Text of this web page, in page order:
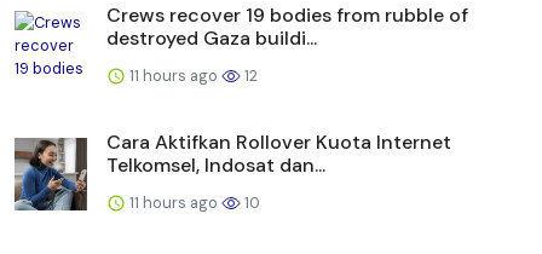
Crews recover 19 bodies from rubble of
destroyed Gaza buildi...
11 hours ago 12
Cara Aktifkan Rollover Kuota Internet
Telkomsel, Indosat dan...
11 hours ago 10